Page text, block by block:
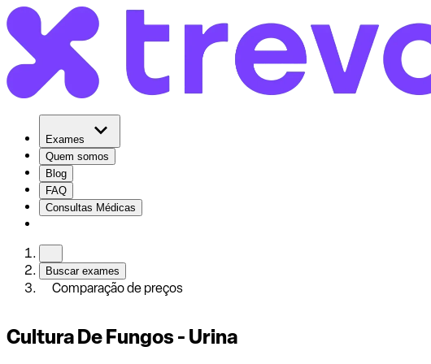
Exames
Quem somos
Blog
FAQ
Consultas Médicas
Buscar exames
Comparação de preços
Cultura De Fungos - Urina